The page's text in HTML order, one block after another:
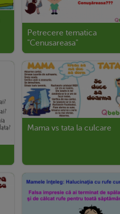
Petrecere tematica
"Cenusareasa"
Mama vs tata la culcare